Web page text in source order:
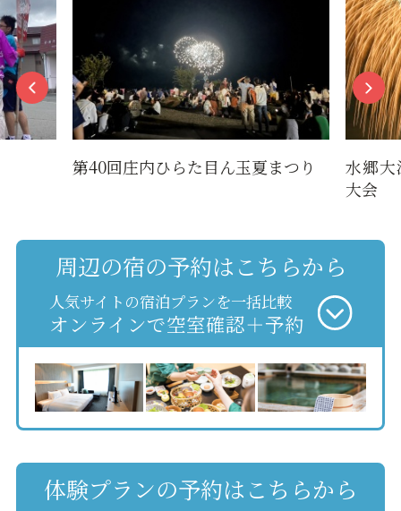
第40回庄内ひらた目ん玉夏まつり
水郷
大会
周辺の宿の予約はこちらから
人気サイトの宿泊プランを一括比較
オンラインで空室確認＋予約
体験プランの予約はこちらから